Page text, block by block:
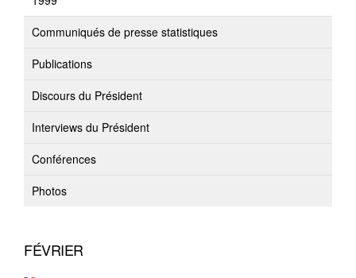
Communiqués de presse statistiques
Publications
Discours du Président
Interviews du Président
Conférences
Photos
FÉVRIER